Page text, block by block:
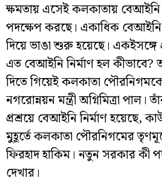
ক্ষমতায় এসেই কলকাতায় বেআইনি
পদক্ষেপ করছে। একাধিক
দিয়ে ভাঙা শুরু হয়েছে। একইসঙ্গে
এত বেআইনি নির্মাণ হল কীভাবে?
দিতে গিয়েই কলকাতা
নগরোন্নয়ন মন্ত্রী অগ্নিমিত্রা পাল।
প্রশ্রয়ে বেআইনি নির্মাণ হয়েছে,
মুহূর্তে কলকাতা পৌরনিগমের
ফিরহাদ হাকিম। নতুন সরকার কী
দেখার।